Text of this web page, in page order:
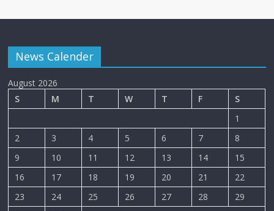
News Calender
August 2026
S
M T W T F
S
1
2
3 4 5 6 7
8
9
10 11 12 13 14
15
16
17 18 19 20 21
22
23
24 25 26 27 28
29